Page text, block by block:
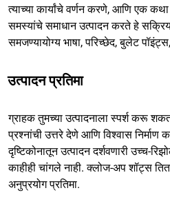
त्याच्या कार्यांचे वर्णन करणे, आणि एक
समस्यांचे समाधान उत्पादन करते हे
समजण्यायोग्य भाषा, परिच्छेद, बुलेट पॉइंट्स,
उत्पादन प्रतिमा
ग्राहक तुमच्या उत्पादनाला स्पर्श करू
प्रश्नांची उत्तरे देणे आणि विश्वास
दृष्टिकोनातून उत्पादन दर्शवणारी उच्च-
काहीही चांगले नाही. क्लोज-अप शॉट्स
अनुप्रयोग प्रतिमा.